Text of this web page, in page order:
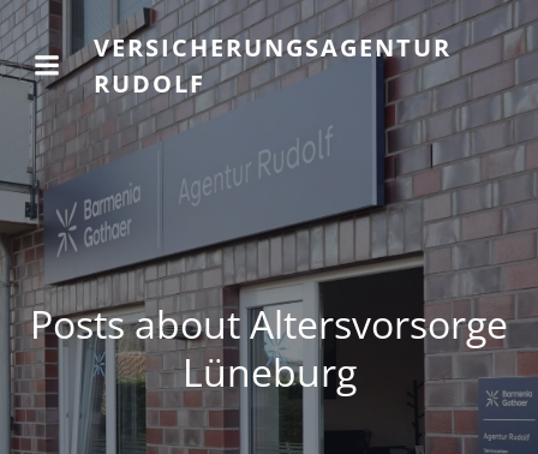
VERSICHERUNGSAGENTUR
RUDOLF
Posts about Altersvorsorge
Lüneburg